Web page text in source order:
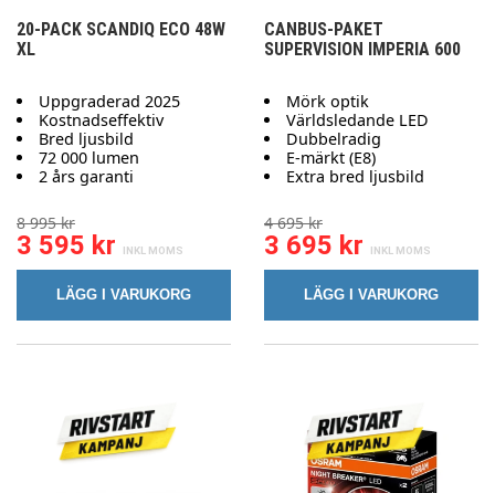
20-PACK SCANDIQ ECO 48W
XL
Uppgraderad 2025
Kostnadseffektiv
Bred ljusbild
72 000 lumen
2 års garanti
8 995 kr
3 595 kr
LÄGG I VARUKORG
CANBUS-PAKET
SUPERVISION IMPERIA 600
Mörk optik
Världsledande LED
Dubbelradig
E-märkt (E8)
Extra bred ljusbild
4 695 kr
3 695 kr
LÄGG I VARUKORG